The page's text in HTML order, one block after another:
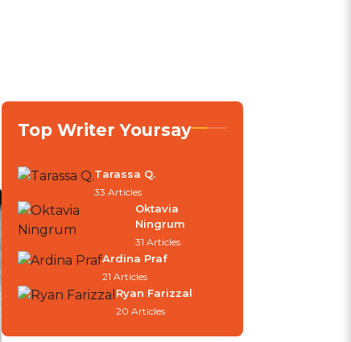
Top Writer Yoursay
Tarassa Q.
33 Articles
Oktavia
Ningrum
31 Articles
Ardina Praf
21 Articles
Ryan Farizzal
20 Articles